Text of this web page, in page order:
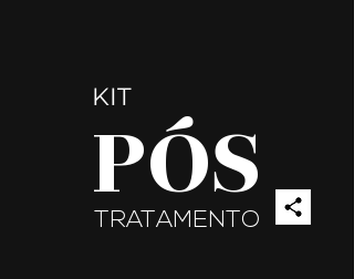
KIT
PÓS
TRATAMENTO